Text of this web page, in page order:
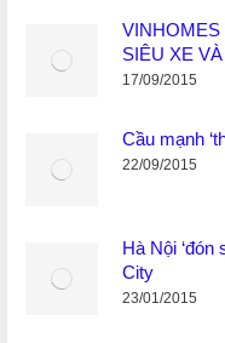
VINHOMES
SIÊU XE
17/09/2015
Cầu mạnh
22/09/2015
Hà Nội ‘đón
City
23/01/2015